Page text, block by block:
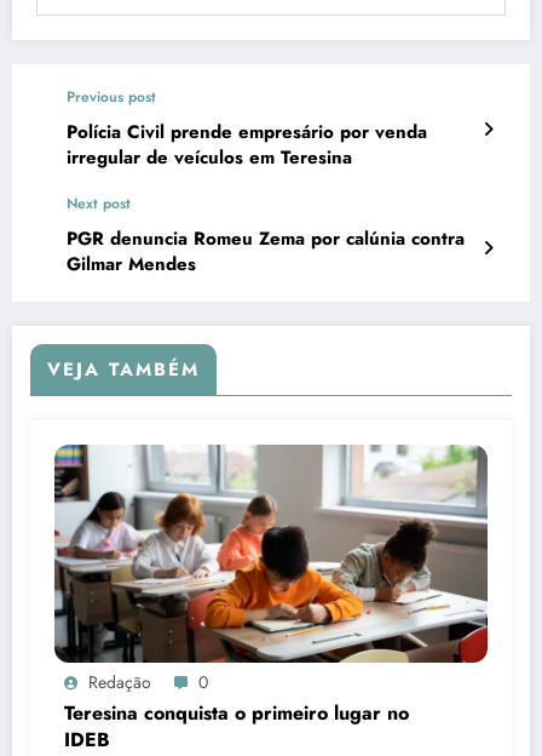
Previous post
Polícia Civil prende empresário por venda
irregular de veículos em Teresina
Next post
PGR denuncia Romeu Zema por calúnia contra
Gilmar Mendes
VEJA TAMBÉM
Redação 0
Teresina conquista o primeiro lugar no
IDEB